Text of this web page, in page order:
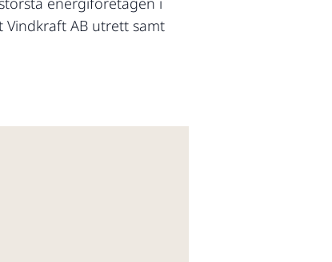
Vindkraft AB utrett samt